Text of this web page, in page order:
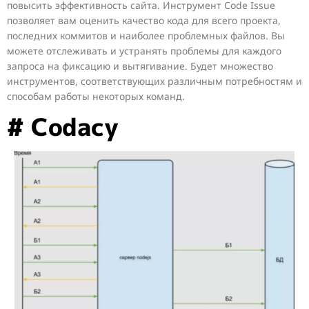
повысить эффективность сайта. Инструмент Code Issue
позволяет вам оценить качество кода для всего проекта,
последних коммитов и наиболее проблемных файлов. Вы
можете отслеживать и устранять проблемы для каждого
запроса на фиксацию и вытягивание. Будет множество
инструментов, соответствующих различным потребностям и
способам работы некоторых команд.
# Codacy